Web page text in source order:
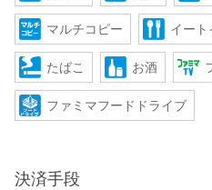
マルチコピー イート
たばこ お酒
ファミマフードドライブ
決済手段